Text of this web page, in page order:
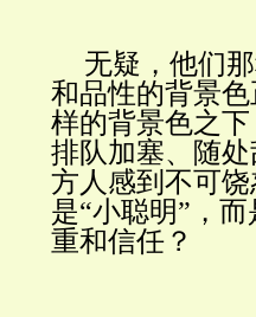
无疑，他们
和品性的背景
样的背景色之
排队加塞、随
方人感到不可
是“小聪明”，
重和信任？